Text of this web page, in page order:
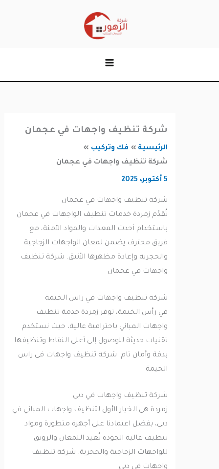
شركة تنظيف واجهات في عجمان
الرئيسية
فك وتركيب
شركة تنظيف واجهات في عجمان
شركة تنظيف واجهات في عجمان
تُقدّم زمردة خدمات تنظيف الواجهات في عجمان
باستخدام أحدث المعدات والمواد الآمنة، مع
فريق محترف يضمن لمعان الواجهات الزجاجية
والحجرية وإعادة مظهرها الأنيق. شركة تنظيف
واجهات في عجمان
شركة تنظيف واجهات في راس الخيمة
في رأس الخيمة، توفر زمردة خدمة تنظيف
واجهات المباني باحترافية عالية، حيث نستخدم
تقنيات حديثة للوصول إلى أعلى النقاط وتنظيفها
بدقة وأمان تام. شركة تنظيف واجهات في راس
الخيمة
شركة تنظيف واجهات في دبي
زمردة هي الخيار الأول لتنظيف واجهات المباني في
دبي، بفضل اعتمادنا على أجهزة متطورة ومواد
تنظيف عالية الجودة تُعيد اللمعان والرونق
للواجهات الزجاجية والحجرية. شركة تنظيف
واجهات في دبي